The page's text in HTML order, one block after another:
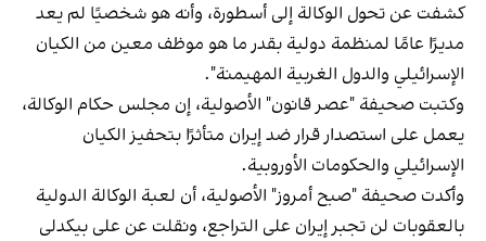
كشفت عن تحول الوكالة إلى أسطورة، وأنه هو شخصيًا لم يعد
مديرًا عامًا لمنظمة دولية بقدر ما هو موظف معين من الكيان
الإسرائيلي والدول الغربية المهيمنة".
وكتبت صحيفة "عصر قانون" الأصولية، إن مجلس حكام الوكالة،
يعمل على استصدار قرار ضد إيران متأثرًا بتحفيز الكيان
الإسرائيلي والحكومات الأوروبية.
وأكدت صحيفة "صبح أمروز" الأصولية، أن لعبة الوكالة الدولية
بالعقوبات لن تجبر إيران على التراجع، ونقلت عن على بيكدلى